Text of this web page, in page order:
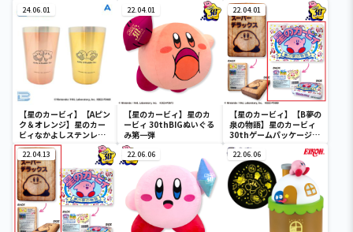
グ
24.06.01
【星のカービィ】【Aピン
ク＆オレンジ】星のカー
ビィなかよしステンレス
ペアタンブラー
22.04.01
【星のカービィ】星のカ
ービィ 30thBIGぬいぐる
み第一弾
22.04.01
【星のカービィ】【B夢の
泉の物語】星のカービィ
30thゲームパッケージク
ッション
22.04.13 22.06.06 22.06.06